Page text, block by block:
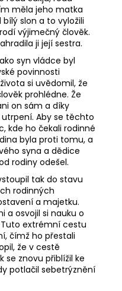
měla jeho matka
slon a to vyložili
výjimečný člověk.
ji její sestra.
syn vládce byl
povinnosti
si uvědomil, že
prohlédne. Že
on sám a díky
Aby se těchto
kde ho čekali rodinné
byla proti tomu, a
syna a dědice
rodiny odešel.
tak do stavu
rodinných
a majetku.
a osvojil si nauku o
extrémní cestu
čímž ho přestali
že v cestě
znovu přiblížil ke
potlačil sebetrýznění